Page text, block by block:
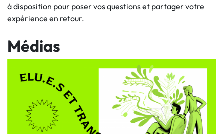
à disposition pour poser vos questions et partager votre
expérience en retour.
Médias